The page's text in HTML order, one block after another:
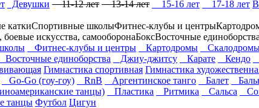
Девушки 11-12 лет 13-14 лет 15-16 лет 17-18 лет
каткиСпортивные школыФитнес-клубы и центры
боевые искусства, самооборонаБоксВосточные
Фитнес-клубы и центры Картодромы
Восточные единоборства Джиу-джитсу Карате Кендо
Гимнастика спортивная Гимнастика
Go-Go (гоу-гоу) RnB Аргентинское танго Балет
танцы) Пластика Ритмика Сальса
танцы Футбол Цигун